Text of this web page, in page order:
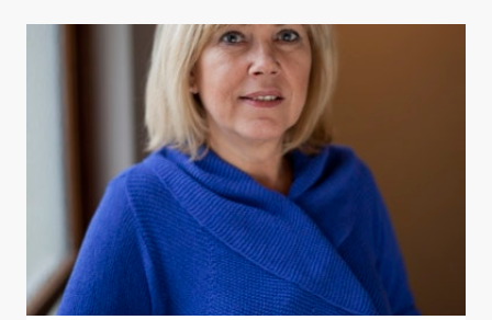
ETTER